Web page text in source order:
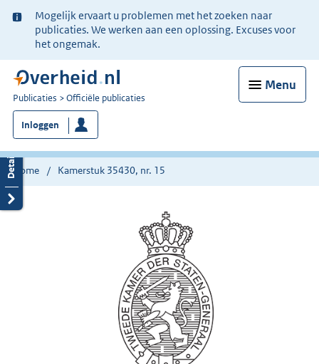
Ter
informatie:
Mogelijk ervaart u problemen met het zoeken naar
publicaties. We werken aan een oplossing. Excuses voor
het ongemak.
Menu
U
bent
nu
hier:
Publicaties Officiële publicaties
Inloggen
Home Kamerstuk 35430, nr. 15